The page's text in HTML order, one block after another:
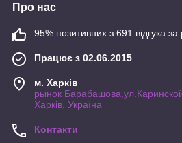
Про нас
95% позитивних з 691 відгука за
Працює з 02.06.2015
м. Харків
рынок
Харків, Україна
Контакти